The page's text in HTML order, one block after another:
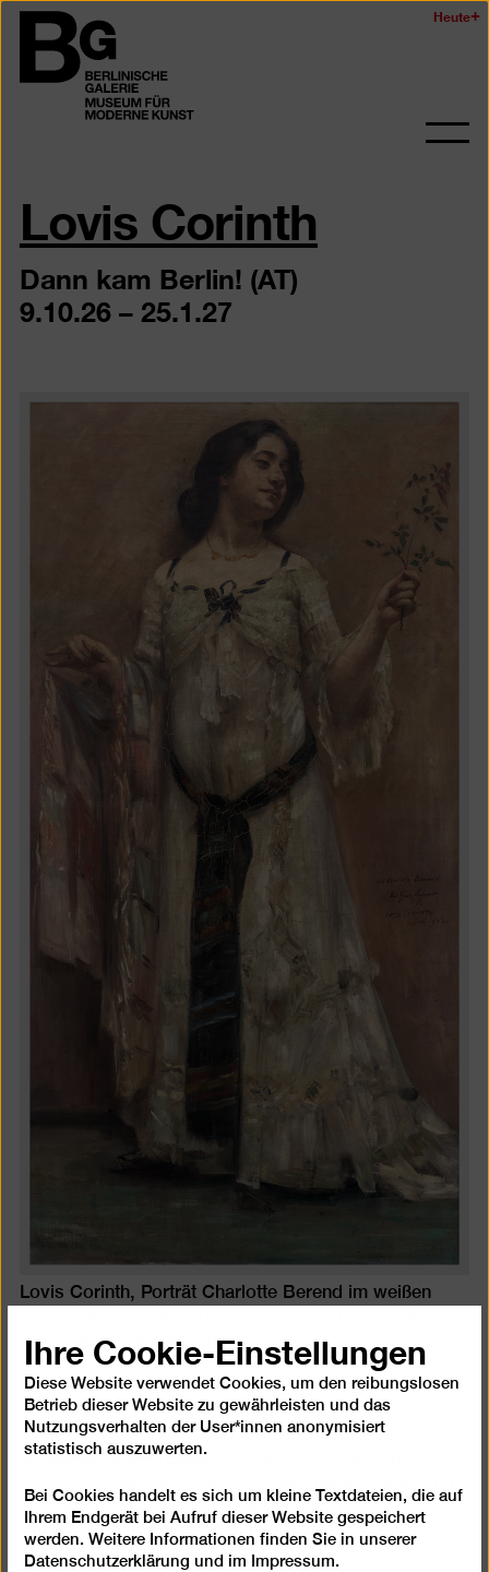
Zum
Seiteninhalt
springen
Berlinischen
Galerie
Heute
Lovis Corinth
Dann kam Berlin! (AT)
9.10.26 – 25.1.27
Lovis Corinth, Porträt Charlotte Berend im weißen
Berlin, Foto: Oliver Ziebe, Berlin
Lovis Corinths Bedeutung für die Moderne ist kaum
zu überschätzen. Bereits zu Lebzeiten zählte der
einflussreichsten Persönlichkeiten der Berliner
Kunstszene. In Tapiau in Ostpreußen geboren und
aufgewachsen zog er im Jahr 1900 von München in
Ihre Cookie-Einstellungen
Diese Website verwendet Cookies, um den reibungslosen
Betrieb dieser Website zu gewährleisten und das
Nutzungsverhalten der User*innen anonymisiert
statistisch auszuwerten.
Bei Cookies handelt es sich um kleine Textdateien, die auf
Ihrem Endgerät bei Aufruf dieser Website gespeichert
werden. Weitere Informationen finden Sie in unserer
Datenschutzerklärung und im Impressum.